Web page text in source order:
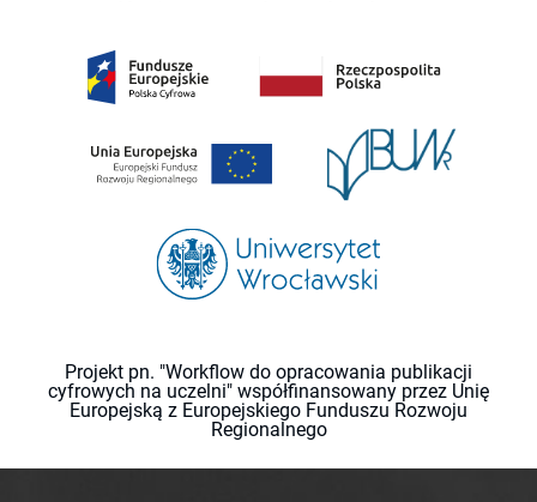
Projekt pn. "Workflow do opracowania publikacji
cyfrowych na uczelni" współfinansowany przez Unię
Europejską z Europejskiego Funduszu Rozwoju
Regionalnego